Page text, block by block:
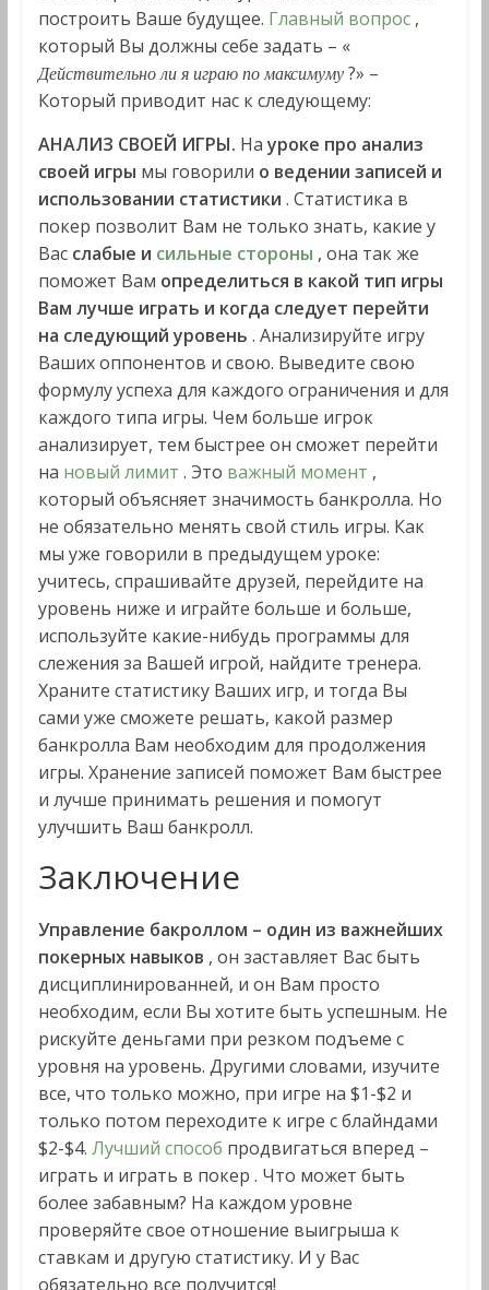
построить Ваше будущее. Главный вопрос ,
который Вы должны себе задать – «
Действительно ли я играю по максимуму ?» –
Который приводит нас к следующему:
АНАЛИЗ СВОЕЙ ИГРЫ. Науроке про анализ
своей игры мы говорили о ведении записей и
использовании статистики . Статистика в
покер позволит Вам не только знать, какие у
Вас слабые и сильные стороны , она так же
поможет Вам определиться в какой тип игры
Вам лучше играть и когда следует перейти
на следующий уровень . Анализируйте игру
Ваших оппонентов и свою. Выведите свою
формулу успеха для каждого ограничения и для
каждого типа игры. Чем больше игрок
анализирует, тем быстрее он сможет перейти
на новый лимит . Это важный момент ,
который объясняет значимость банкролла. Но
не обязательно менять свой стиль игры. Как
мы уже говорили в предыдущем уроке:
учитесь, спрашивайте друзей, перейдите на
уровень ниже и играйте больше и больше,
используйте какие-нибудь программы для
слежения за Вашей игрой, найдите тренера.
Храните статистику Ваших игр, и тогда Вы
сами уже сможете решать, какой размер
банкролла Вам необходим для продолжения
игры. Хранение записей поможет Вам быстрее
и лучше принимать решения и помогут
улучшить Ваш банкролл.
Заключение
Управление бакроллом – один из важнейших
покерных навыков , он заставляет Вас быть
дисциплинированней, и он Вам просто
необходим, если Вы хотите быть успешным. Не
рискуйте деньгами при резком подъеме с
уровня на уровень. Другими словами, изучите
все, что только можно, при игре на $1-$2 и
только потом переходите к игре с блайндами
$2-$4. Лучший способ продвигаться вперед –
играть и играть в покер . Что может быть
более забавным? На каждом уровне
проверяйте свое отношение выигрыша к
ставкам и другую статистику. И у Вас
обязательно все получится!